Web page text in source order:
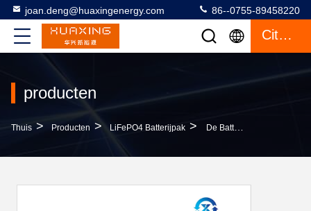
joan.deng@huaxingenergy.com 86--0755-89458220
Citaat
producten
Thuis > Producten > LiFePO4 Batterijpak > De Batterijpak Van 36V 6AH LiFePO4 Voor Elektrische Fiets